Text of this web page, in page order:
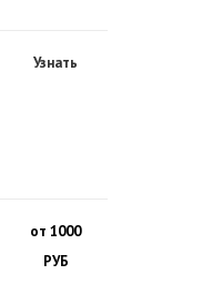
Узнать
от 1000
РУБ